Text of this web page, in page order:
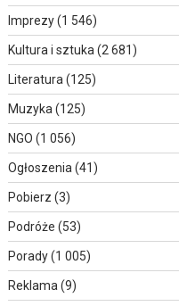
Imprezy(1 546)
Kultura i sztuka (2 681)
Literatura (125)
Muzyka (125)
NGO (1 056)
Ogłoszenia (41)
Pobierz (3)
Podróże (53)
Porady(1 005)
Reklama (9)